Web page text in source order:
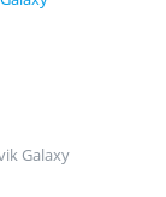
Galaxy